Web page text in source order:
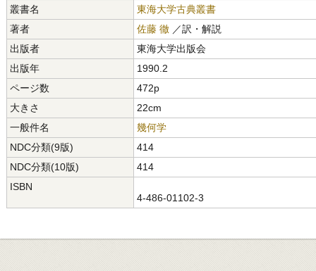
叢書名
東海大学古典叢書
著者
佐藤 徹 ／訳・解説
出版者
東海大学出版会
出版年
1990.2
ページ数
472p
大きさ
22cm
一般件名
幾何学
NDC分類(9版)
414
NDC分類(10版)
414
ISBN
4-486-01102-3